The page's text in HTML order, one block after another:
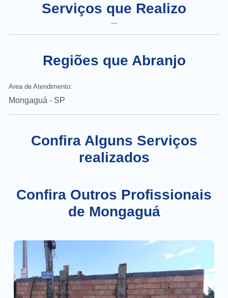
Serviços que Realizo
...
Regiões que Abranjo
Area de Atendimento:
Mongaguá - SP
Confira Alguns Serviços
realizados
Confira Outros Profissionais
de Mongaguá